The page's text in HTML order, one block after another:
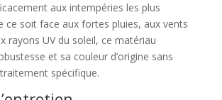
aux intempéries les plus
ce soit face aux fortes pluies, aux vents
rayons UV du soleil, ce matériau
et sa couleur d’origine sans
spécifique.